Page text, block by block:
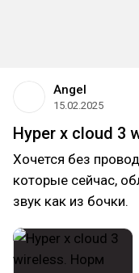
Angel
15.02.2025
Hyper x cloud 3
Хочется без
которые сейчас,
звук как из бочки.